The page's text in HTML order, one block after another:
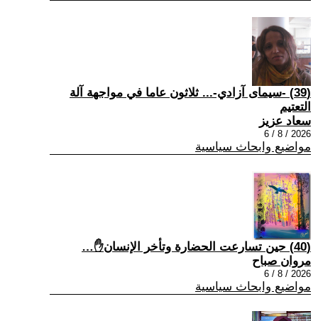
(39) -سيمای آزادي-... ثلاثون عاما في مواجهة آلة
التعتيم
سعاد عزيز
2026 / 8 / 6
مواضيع وابحاث سياسية
(40) حين تسارعت الحضارة وتأخر الإنسان✋…
مروان صباح
2026 / 8 / 6
مواضيع وابحاث سياسية